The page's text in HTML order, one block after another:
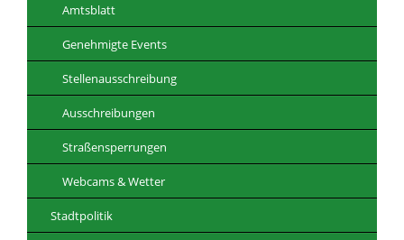
Amtsblatt
Genehmigte Events
Stellenausschreibung
Ausschreibungen
Straßensperrungen
Webcams & Wetter
Stadtpolitik